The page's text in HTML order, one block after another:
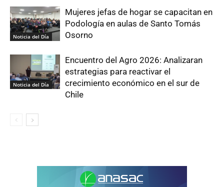
Noticia del Día
Mujeres jefas de hogar se capacitan en
Podología en aulas de Santo Tomás
Osorno
Noticia del Día
Encuentro del Agro 2026: Analizaran
estrategias para reactivar el
crecimiento económico en el sur de
Chile